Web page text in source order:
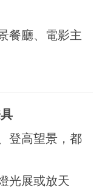
餐廳、電影主
登高望景，都
光展或放天